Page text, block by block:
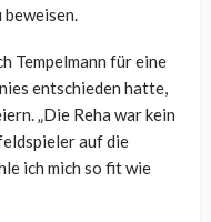
beweisen.
Tempelmann für eine
entschieden hatte,
„Die Reha war kein
auf die
ich mich so fit wie